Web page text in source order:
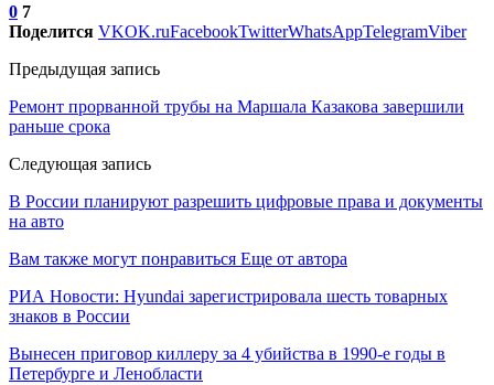
0 7
Поделится VKOK.ruFacebookTwitterWhatsAppTelegramViber
Предыдущая запись
Ремонт прорванной трубы на Маршала Казакова завершили
раньше срока
Следующая запись
В России планируют разрешить цифровые права и документы
на авто
Вам также могут понравиться Еще от автора
РИА Новости: Hyundai зарегистрировала шесть товарных
знаков в России
Вынесен приговор киллеру за 4 убийства в 1990-е годы в
Петербурге и Ленобласти